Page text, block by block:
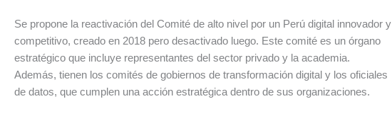
Se propone la reactivación del Comité de alto nivel por un Perú digital innovador y
competitivo, creado en 2018 pero desactivado luego. Este comité es un órgano
estratégico que incluye representantes del sector privado y la academia.
Además, tienen los comités de gobiernos de transformación digital y los oficiales
de datos, que cumplen una acción estratégica dentro de sus organizaciones.